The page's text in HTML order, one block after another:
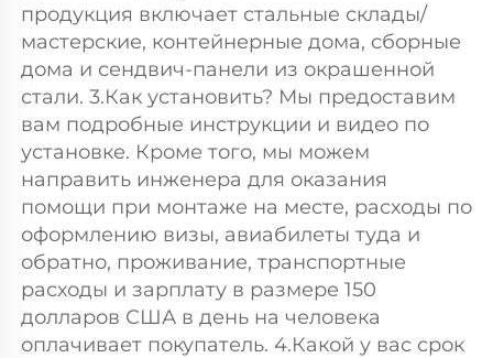
продукция включает стальные склады/
мастерские, контейнерные дома, сборные
дома и сендвич-панели из окрашенной
стали. 3.Как установить? Мы предоставим
вам подробные инструкции и видео по
установке. Кроме того, мы можем
направить инженера для оказания
помощи при монтаже на месте, расходы по
оформлению визы, авиабилеты туда и
обратно, проживание, транспортные
расходы и зарплату в размере 150
долларов США в день на человека
оплачивает покупатель. 4.Какой у вас срок